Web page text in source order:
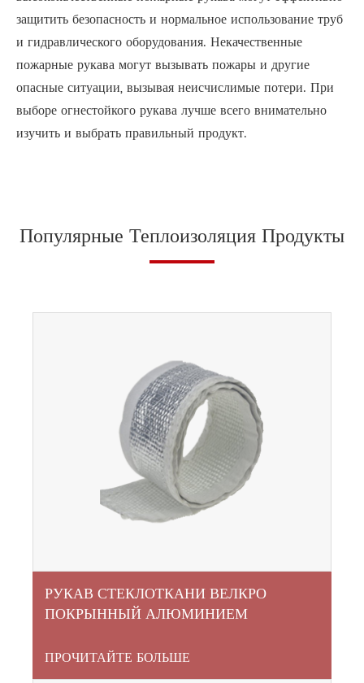
защитить безопасность и нормальное использование труб
и гидравлического оборудования. Некачественные
пожарные рукава могут вызывать пожары и другие
опасные ситуации, вызывая неисчислимые потери. При
выборе огнестойкого рукава лучше всего внимательно
изучить и выбрать правильный продукт.
Популярные Теплоизоляция Продукты
РУКАВ СТЕКЛОТКАНИ ВЕЛКРО
ПОКРЫННЫЙ АЛЮМИНИЕМ
ПРОЧИТАЙТЕ БОЛЬШЕ